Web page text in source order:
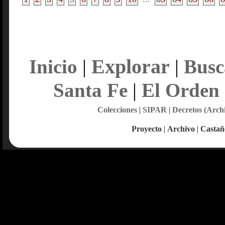
Inicio | Explorar |
Santa Fe| El Orden
Colecciones| SIPAR | Decretos
Proyecto | Archivo |